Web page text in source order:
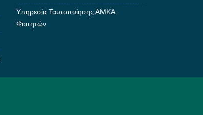
Υπηρεσία Ταυτοποίησης ΑΜΚΑ
Φοιτητών